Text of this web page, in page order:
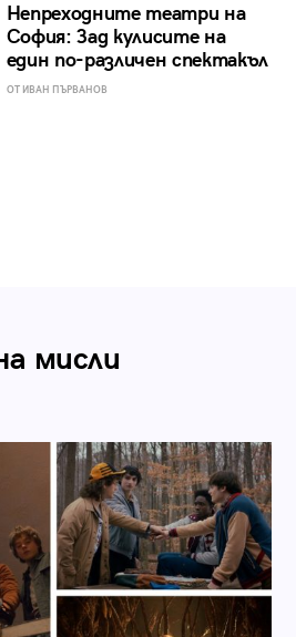
Непреходните театри на
София: Зад кулисите на
един по-различен спектакъл
ОТ ИВАН ПЪРВАНОВ
мисли